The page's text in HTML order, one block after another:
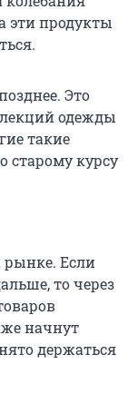
эти продукты
Это
одежды
такие
старому курсу
рынке. Если
то через
начнут
держаться